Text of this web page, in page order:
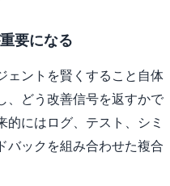
要になる
ェントを賢くすること自体
、どう改善信号を返すかで
的にはログ、テスト、シミ
バックを組み合わせた複合